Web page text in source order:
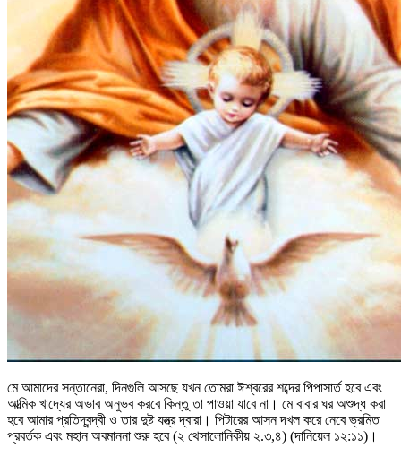
মে আমাদের সন্তানেরা, দিনগুলি আসছে যখন তোমরা ঈশ্বরের শব্দের পিপাসার্ত হবে এবং
আত্মিক খাদ্যের অভাব অনুভব করবে কিন্তু তা পাওয়া যাবে না। মে বাবার ঘর অশুদ্ধ করা
হবে আমার প্রতিদ্বন্দ্বী ও তার দুষ্ট যন্ত্র দ্বারা। পিটারের আসন দখল করে নেবে ভ্রমিত
প্রবর্তক এবং মহান অবমাননা শুরু হবে (২ থেসালোনিকীয় ২.৩,৪) (দানিয়েল ১২:১১)।